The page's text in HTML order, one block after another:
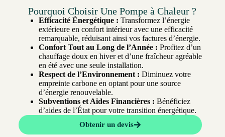
Pourquoi Choisir Une Pompe à Chaleur ?
Efficacité Énergétique : Transformez l’énergie
extérieure en confort intérieur avec une efficacité
remarquable, réduisant ainsi vos factures d’énergie.
Confort Tout au Long de l’Année : Profitez d’un
chauffage doux en hiver et d’une fraîcheur agréable
en été avec une seule installation.
Respect de l’Environnement : Diminuez votre
empreinte carbone en optant pour une source
d’énergie renouvelable.
Subventions et Aides Financières : Bénéficiez
d’aides de l’État pour votre transition énergétique.
Obtenir un devis